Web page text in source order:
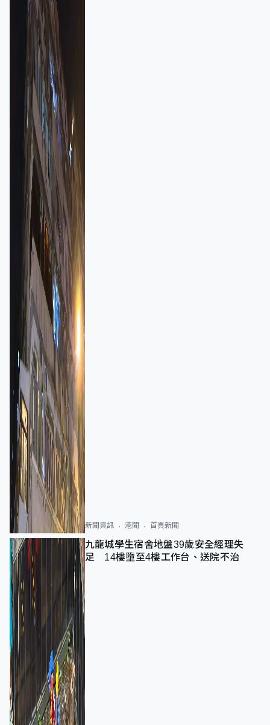
新聞資訊 港聞 首頁新聞
九龍城學生宿舍地盤39歲安全經理失
足 14樓墮至4樓工作台、送院不治